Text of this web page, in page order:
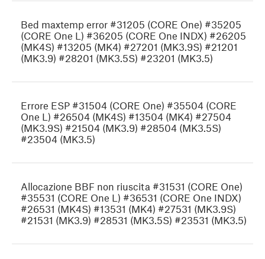
Bed maxtemp error #31205 (CORE One) #35205
(CORE One L) #36205 (CORE One INDX) #26205
(MK4S) #13205 (MK4) #27201 (MK3.9S) #21201
(MK3.9) #28201 (MK3.5S) #23201 (MK3.5)
Errore ESP #31504 (CORE One) #35504 (CORE
One L) #26504 (MK4S) #13504 (MK4) #27504
(MK3.9S) #21504 (MK3.9) #28504 (MK3.5S)
#23504 (MK3.5)
Allocazione BBF non riuscita #31531 (CORE One)
#35531 (CORE One L) #36531 (CORE One INDX)
#26531 (MK4S) #13531 (MK4) #27531 (MK3.9S)
#21531 (MK3.9) #28531 (MK3.5S) #23531 (MK3.5)